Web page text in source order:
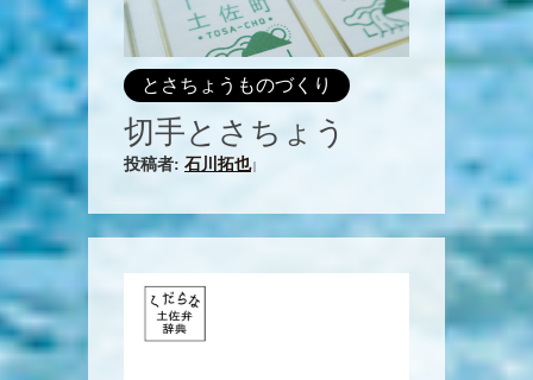
とさちょうものづくり
切手とさちょう
投稿者: 石川拓也|